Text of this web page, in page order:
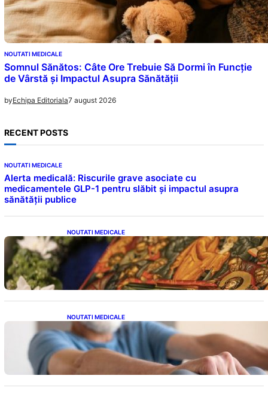
NOUTATI MEDICALE
Somnul Sănătos: Câte Ore Trebuie Să Dormi în Funcție
de Vârstă și Impactul Asupra Sănătății
byEchipa Editoriala7 august 2026
RECENT POSTS
NOUTATI MEDICALE
Alerta medicală: Riscurile grave asociate cu
medicamentele GLP-1 pentru slăbit și impactul asupra
sănătății publice
NOUTATI MEDICALE
Postul Adormirii Maicii Domnului: Tradiții,
Superstiții și Implicații Spiritualitate în 2026
NOUTATI MEDICALE
Îmbunătățirea sănătății cardiovasculare:
Patru exerciții simple pentru reducerea
tensiunii arteriale la domiciliu